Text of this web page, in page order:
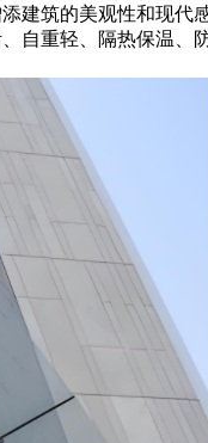
筑的美观性和现代感
重轻、隔热保温、